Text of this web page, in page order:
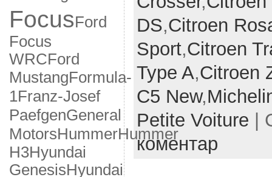
FocusFord
Focus
WRCFord
MustangFormula-
1Franz-Josef
PaefgenGeneral
MotorsHummerHummer
H3Hyundai
GenesisHyundai
DS,Citroеn
Sport,Citroеn
Type A,Citroеn
С5 New,
Petite Voiture |
коментар